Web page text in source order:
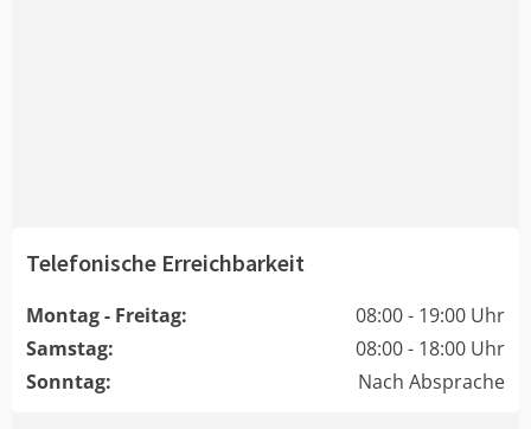
Telefonische Erreichbarkeit
Montag - Freitag:
08:00 - 19:00 Uhr
Samstag:
08:00 - 18:00 Uhr
Sonntag:
Nach Absprache